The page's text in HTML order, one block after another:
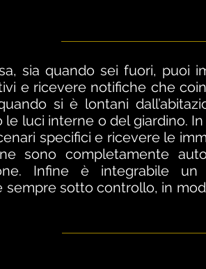
sia quando sei fuori, puoi
e ricevere notifiche che
si è lontani
luci interne o del giardino.
specifici e ricevere le
sono completamente
Infine è integrabile
sempre sotto controllo, in